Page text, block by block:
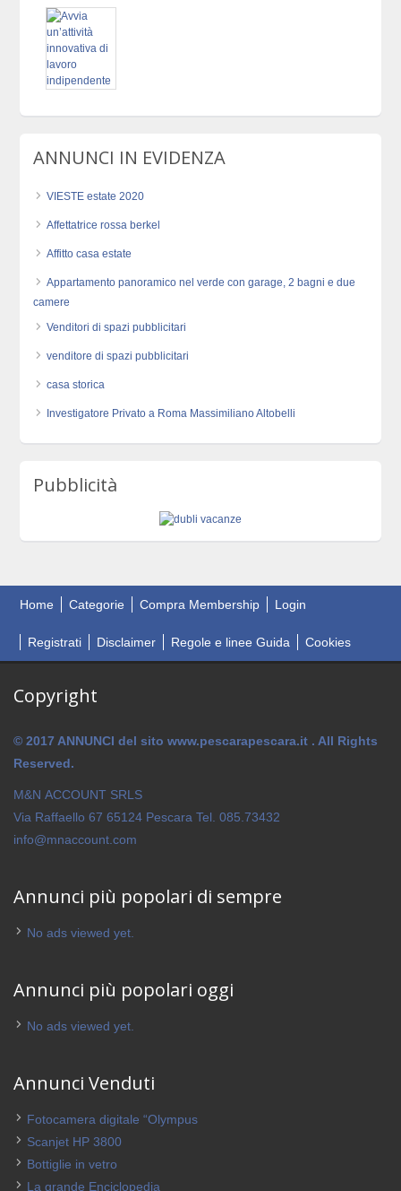
ANNUNCI IN EVIDENZA
VIESTE estate 2020
Affettatrice rossa berkel
Affitto casa estate
Appartamento panoramico nel verde con garage, 2 bagni e due
camere
Venditori di spazi pubblicitari
venditore di spazi pubblicitari
casa storica
Investigatore Privato a Roma Massimiliano Altobelli
Pubblicità
Home Categorie Compra Membership Login
Registrati Disclaimer Regole e linee Guida Cookies
Copyright
© 2017 ANNUNCI del sito www.pescarapescara.it . All Rights
Reserved.
M&N ACCOUNT SRLS
Via Raffaello 67 65124 Pescara Tel. 085.73432
info@mnaccount.com
Annunci più popolari di sempre
No ads viewed yet.
Annunci più popolari oggi
No ads viewed yet.
Annunci Venduti
Fotocamera digitale “Olympus
Scanjet HP 3800
Bottiglie in vetro
La grande Enciclopedia